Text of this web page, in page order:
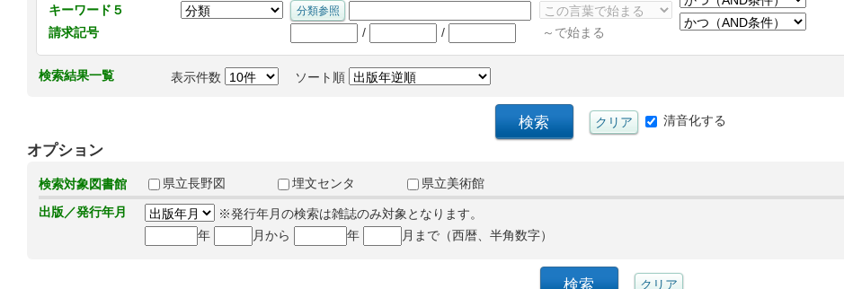
キーワード５
請求記号
/ / ～で始まる
検索結果一覧 表示件数 ソート順
清音化する
オプション
検索対象図書館 県立長野図 埋文センタ
県立美術館
出版／発行年月
※発行年月の検索は雑誌のみ対象となります。
年
月から 年 月まで（西暦、半角数字）